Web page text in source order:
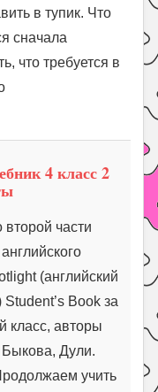
в тупик. Что
сначала
что требуется в
4 класс 2
второй части
(английский
Book за
класс, авторы
Быкова, Дули.
учить